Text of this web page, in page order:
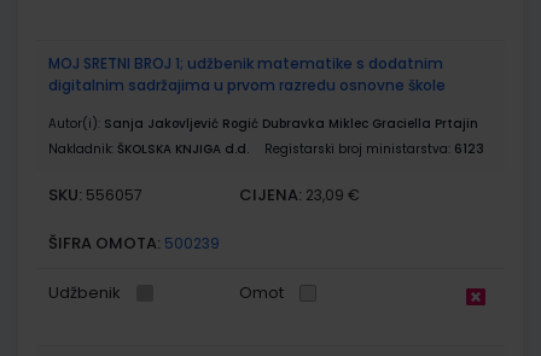
MOJ SRETNI BROJ 1; udžbenik matematike s dodatnim
digitalnim sadržajima u prvom razredu osnovne škole
Autor(i): Sanja Jakovljević Rogić Dubravka Miklec Graciella Prtajin
Nakladnik: ŠKOLSKA KNJIGA d.d. Registarski broj ministarstva: 6123
SKU: 556057 CIJENA: 23,09 €
ŠIFRA OMOTA: 500239
Udžbenik Omot